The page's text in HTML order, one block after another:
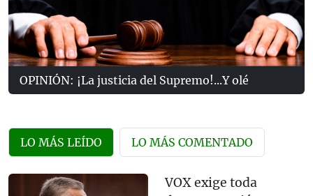
OPINIÓN: ¡La justicia del Supremo!...Y olé
LO MÁS LEÍDO LO MÁS COMENTADO
VOX exige toda